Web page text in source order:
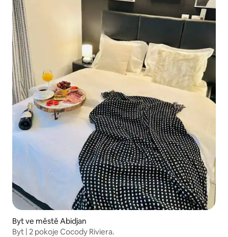
Byt ve městě Abidjan
Byt | 2 pokoje Cocody Riviera.